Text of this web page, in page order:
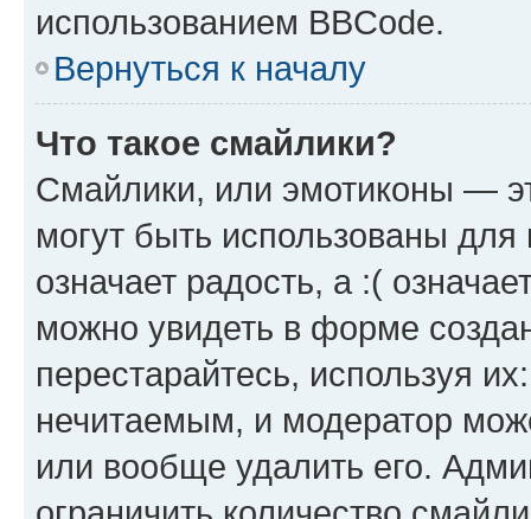
использованием BBCode.
Вернуться к началу
Что такое смайлики?
Смайлики, или эмотиконы —
могут быть использованы
означает радость, а :(
можно увидеть в форме
перестарайтесь, используя
нечитаемым, и модератор
или вообще удалить его.